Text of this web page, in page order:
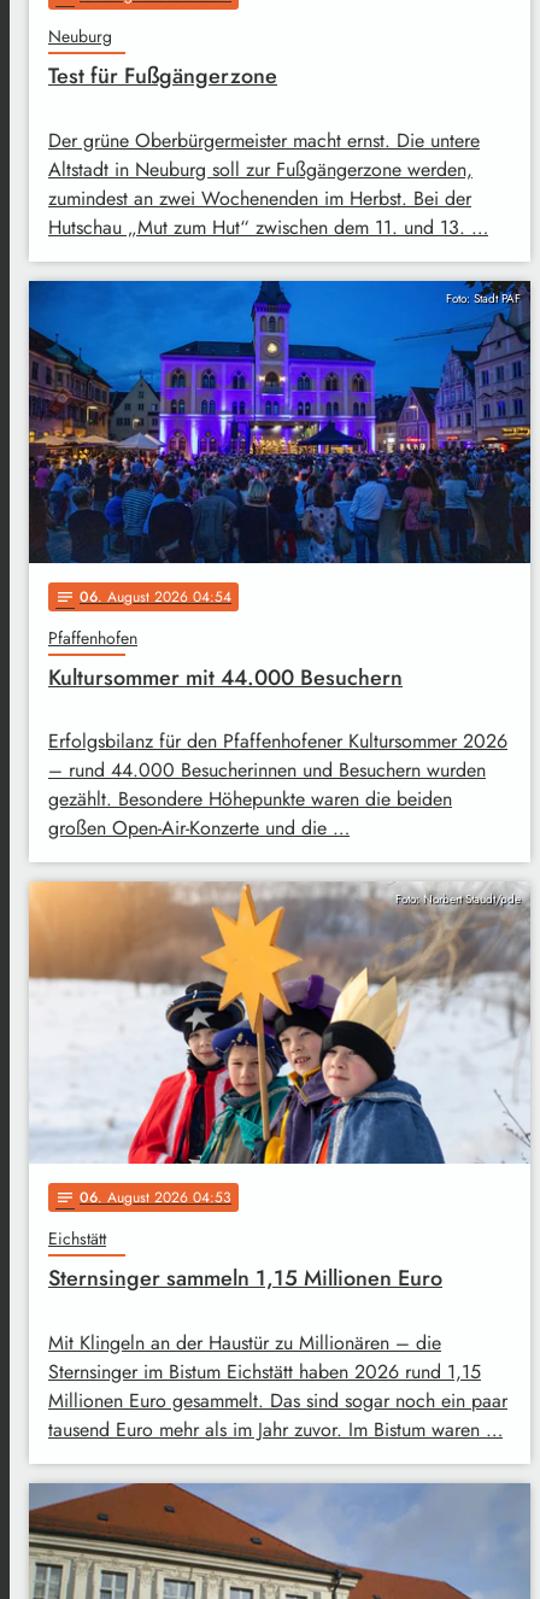
Neuburg
Test für Fußgängerzone
Der grüne Oberbürgermeister macht ernst. Die untere
Altstadt in Neuburg soll zur Fußgängerzone werden,
zumindest an zwei Wochenenden im Herbst. Bei der
Hutschau „Mut zum Hut“ zwischen dem 11. und 13. …
Foto: Stadt PAF
notes 06. August 2026 04:54
Pfaffenhofen
Kultursommer mit 44.000 Besuchern
Erfolgsbilanz für den Pfaffenhofener Kultursommer 2026
– rund 44.000 Besucherinnen und Besuchern wurden
gezählt. Besondere Höhepunkte waren die beiden
großen Open-Air-Konzerte und die …
Foto: Norbert Staudt/pde
notes 06. August 2026 04:53
Eichstätt
Sternsinger sammeln 1,15 Millionen Euro
Mit Klingeln an der Haustür zu Millionären – die
Sternsinger im Bistum Eichstätt haben 2026 rund 1,15
Millionen Euro gesammelt. Das sind sogar noch ein paar
tausend Euro mehr als im Jahr zuvor. Im Bistum waren …